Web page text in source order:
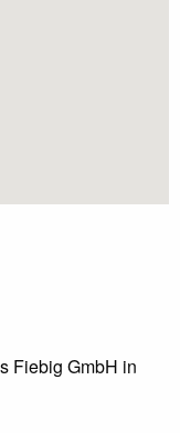
Fiebig GmbH in